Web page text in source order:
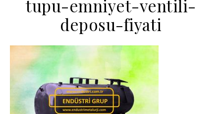
tupu-emniyet-ventili-
deposu-fiyati